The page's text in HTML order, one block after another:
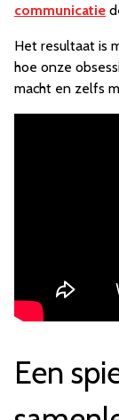
communicatie
Het resultaat is
hoe onze
macht en zelfs
Een